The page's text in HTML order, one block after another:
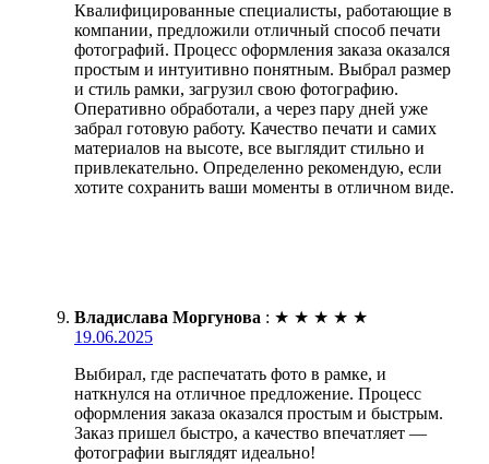
Квалифицированные специалисты, работающие в
компании, предложили отличный способ печати
фотографий. Процесс оформления заказа оказался
простым и интуитивно понятным. Выбрал размер
и стиль рамки, загрузил свою фотографию.
Оперативно обработали, а через пару дней уже
забрал готовую работу. Качество печати и самих
материалов на высоте, все выглядит стильно и
привлекательно. Определенно рекомендую, если
хотите сохранить ваши моменты в отличном виде.
Владислава Моргунова : ★ ★ ★ ★ ★
19.06.2025
Выбирал, где распечатать фото в рамке, и
наткнулся на отличное предложение. Процесс
оформления заказа оказался простым и быстрым.
Заказ пришел быстро, а качество впечатляет —
фотографии выглядят идеально!